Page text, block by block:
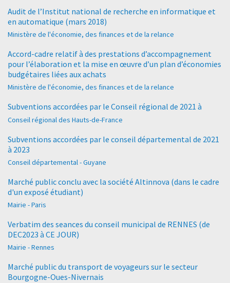
Audit de l’Institut national de recherche en informatique et
en automatique (mars 2018)
Ministère de l'économie, des finances et de la relance
Accord-cadre relatif à des prestations d’accompagnement
pour l’élaboration et la mise en œuvre d’un plan d’économies
budgétaires liées aux achats
Ministère de l'économie, des finances et de la relance
Subventions accordées par le Conseil régional de 2021 à
Conseil régional des Hauts-de-France
Subventions accordées par le conseil départemental de 2021
à 2023
Conseil départemental - Guyane
Marché public conclu avec la société Altinnova (dans le cadre
d'un exposé étudiant)
Mairie - Paris
Verbatim des seances du conseil municipal de RENNES (de
DEC2023 à CE JOUR)
Mairie - Rennes
Marché public du transport de voyageurs sur le secteur
Bourgogne-Oues-Nivernais